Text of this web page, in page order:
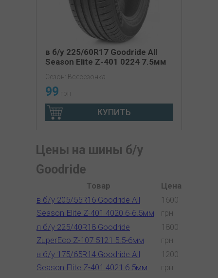
в б/у 225/60R17 Goodride All
Season Elite Z-401 0224 7.5мм
Сезон: Всесезонка
99 грн
КУПИТЬ
Цены на шины б/у
Goodride
Товар
Цена
в б/у 205/55R16 Goodride All
Season Elite Z-401 4020 6-6.5мм
1600
грн
л б/у 225/40R18 Goodride
ZuperEco Z-107 5121 5.5-6мм
1800
грн
в б/у 175/65R14 Goodride All
Season Elite Z-401 4021 6.5мм
1200
грн